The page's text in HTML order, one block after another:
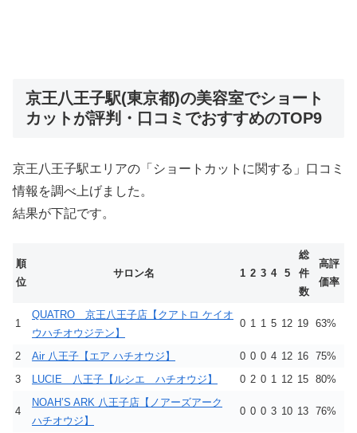
京王八王子駅(東京都)の美容室でショート
カットが評判・口コミでおすすめのTOP9
京王八王子駅エリアの「ショートカットに関する」口コミ
情報を調べ上げました。
結果が下記です。
順
位
サロン名 1 2 3 4 5
総
件
数
高評
価率
1
QUATRO 京王八王子店【クアトロ ケイオ
ウハチオウジテン】
0 1 1 5 12 19 63%
2 Air 八王子【エア ハチオウジ】 0 0 0 4 12 16 75%
3
LUCIE 八王子【ルシエ ハチオウジ】 0 2 0 1 12 15 80%
4
NOAH’S ARK 八王子店【ノアーズアーク
ハチオウジ】
0 0 0 3 10 13 76%